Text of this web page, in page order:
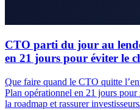
CTO parti du jour au
en 21 jours pour éviter le
Que faire quand le CTO quitte
Plan opérationnel en 21 jours
la roadmap et rassurer